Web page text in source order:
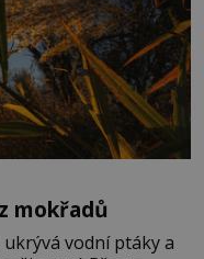
mokřadů
vodní ptáky a